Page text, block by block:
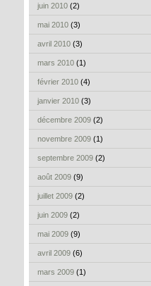
juin 2010 (2)
mai 2010 (3)
avril 2010 (3)
mars 2010 (1)
février 2010 (4)
janvier 2010 (3)
décembre 2009 (2)
novembre 2009 (1)
septembre 2009 (2)
août 2009 (9)
juillet 2009 (2)
juin 2009 (2)
mai 2009 (9)
avril 2009 (6)
mars 2009 (1)